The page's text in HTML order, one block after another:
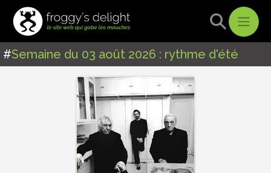
#Semaine du 03 août 2026 : rythme d'été